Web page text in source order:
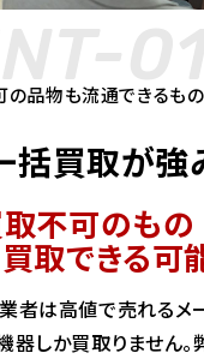
品物も流通できるもの
括買取が強
不可のもの
取できる可
者は高値で売れるメ
しか買取りません。